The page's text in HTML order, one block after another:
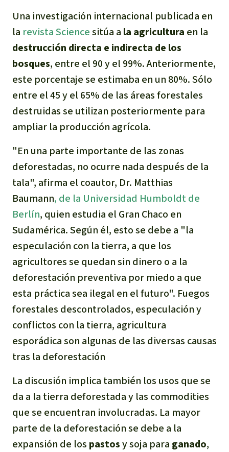
Metales
Minería
Agrotoxicos
Aceite de palma
REDD
Indígena
Landgrabbing
Para niñas y niños
Defensoras y Defensores
Indonesia
Una investigación internacional publicada en
la revista Sciencesitúa a la agricultura en la
destrucción directa e indirecta de los
bosques, entre el 90 y el 99%. Anteriormente,
este porcentaje se estimaba en un 80%. Sólo
entre el 45 y el 65% de las áreas forestales
destruidas se utilizan posteriormente para
ampliar la producción agrícola.
"En una parte importante de las zonas
deforestadas, no ocurre nada después de la
tala", afirma el coautor, Dr. Matthias
Baumann, de la Universidad Humboldt de
Berlín, quien estudia el Gran Chaco en
Sudamérica. Según él, esto se debe a "la
especulación con la tierra, a que los
agricultores se quedan sin dinero o a la
deforestación preventiva por miedo a que
esta práctica sea ilegal en el futuro". Fuegos
forestales descontrolados, especulación y
conflictos con la tierra, agricultura
esporádica son algunas de las diversas causas
tras la deforestación
La discusión implica también los usos que se
da a la tierra deforestada y las commodities
que se encuentran involucradas. La mayor
parte de la deforestación se debe a la
expansión de los pastosy soja para ganado,